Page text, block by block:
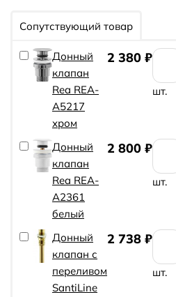
Сопутствующий товар
Донный
клапан
Rea REA-
A5217
хром
2 380 ₽
шт.
Донный
клапан
Rea REA-
A2361
белый
2 800 ₽
шт.
Донный
клапан с
переливом
SantiLine
2 738 ₽
шт.